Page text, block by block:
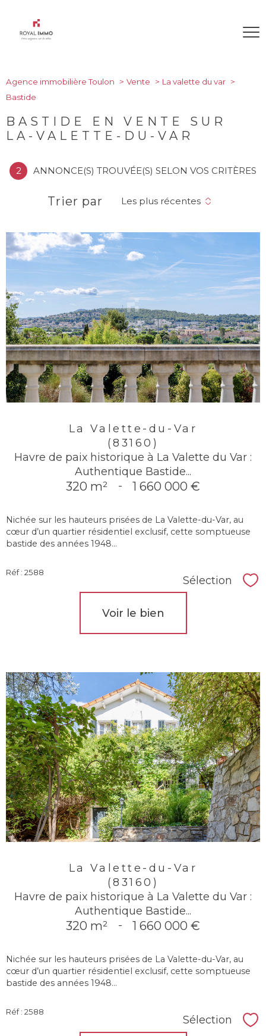
Agence immobilière Toulon Vente
La valette du var
Bastide
BASTIDE EN VENTE SUR
LA-VALETTE-DU-VAR
2 ANNONCE(S) TROUVÉE(S) SELON VOS CRITÈRES
Trier par Les plus récentes
La Valette-du-Var
(83160)
Havre de paix historique à La Valette du Var :
Authentique Bastide...
320 m² - 1 660 000 €
Nichée sur les hauteurs prisées de La Valette-du-Var, au
cœur d’un quartier résidentiel exclusif, cette somptueuse
bastide des années 1948...
Réf : 2588
Sélection
Voir le bien
La Valette-du-Var
(83160)
Havre de paix historique à La Valette du Var :
Authentique Bastide...
320 m² - 1 660 000 €
Nichée sur les hauteurs prisées de La Valette-du-Var, au
cœur d’un quartier résidentiel exclusif, cette somptueuse
bastide des années 1948...
Réf : 2588
Sélection